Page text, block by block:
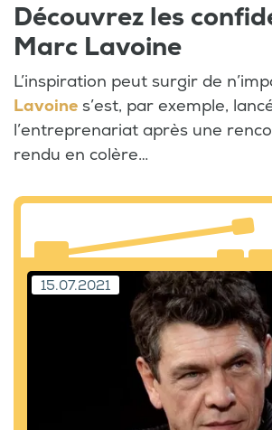
Découvrez les
Marc Lavoine
L’inspiration peut surgir de
Lavoine s’est, par exemple,
l’entreprenariat après une
rendu en colère…
15.07.2021